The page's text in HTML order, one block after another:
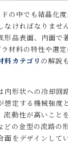
の中でも結晶化
なければなりませ
品表面、内面で
材料の特性や選
料カテゴリ の解説
内形状への冷却回
想定する機械強度
流動性が高いこと
どの金型の流路の
をデザインしてい